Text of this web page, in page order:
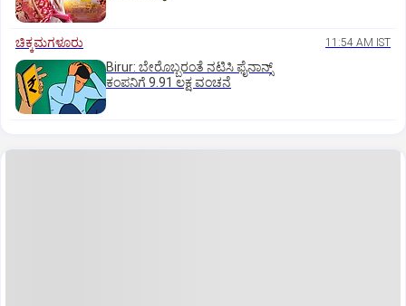
ಚಿಕ್ಕಮಗಳೂರು 11:54 AM IST
Birur: ಬೇರೊಬ್ಬರಂತೆ ನಟಿಸಿ ಫೈನಾನ್ಸ್
ಕಂಪನಿಗೆ 9.91 ಲಕ್ಷ ವಂಚನೆ